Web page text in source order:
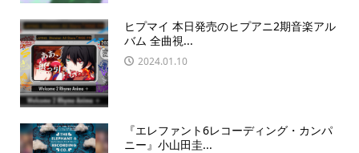
ヒプマイ 本日発売のヒプアニ2期音楽アル
バム 全曲視...
2024.01.10
『エレファント6レコーディング・カンパ
ニー』小山田圭...